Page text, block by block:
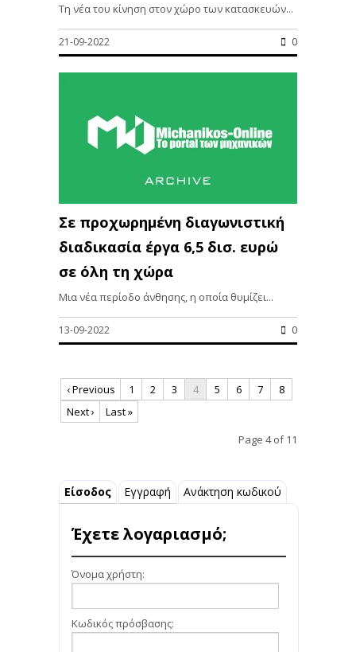
Τη νέα του κίνηση στον χώρο των κατασκευών...
21-09-2022 0
Σε προχωρημένη διαγωνιστική
διαδικασία έργα 6,5 δισ. ευρώ
σε όλη τη χώρα
Μια νέα περίοδο άνθησης, η οποία θυμίζει...
13-09-2022 0
‹ Previous 1 2 3 4 5 6 7
8
Next ›
Last »
Page 4 of 11
Είσοδος Εγγραφή Ανάκτηση κωδικού
Έχετε λογαριασμό;
Όνομα χρήστη:
Κωδικός πρόσβασης: